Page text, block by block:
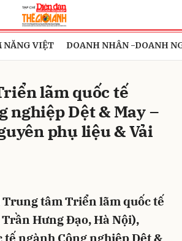
NĂNG VIỆT DOANH NHÂN -DOANH
lãm quốc tế
nghiệp Dệt & May –
phụ liệu & Vải
Trung tâm Triển lãm quốc tế
Trần Hưng Đạo, Hà Nội),
ngành Công nghiệp Dệt &